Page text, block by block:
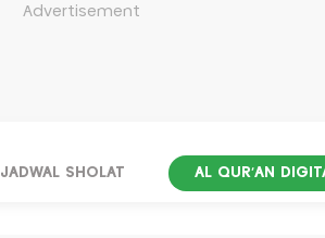
Advertisement
JADWAL SHOLAT AL QUR'AN